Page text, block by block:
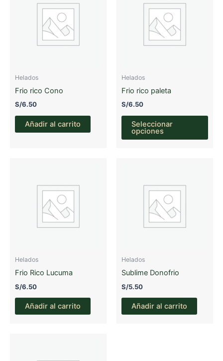
Helados
Frio rico Cono
S/6.50
Añadir al carrito
Helados
Frio rico paleta
S/6.50
Seleccionar
opciones
Este
Helados
Frio Rico Lucuma
S/6.50
Añadir al carrito
Helados
Sublime Donofrio
S/5.50
Añadir al carrito